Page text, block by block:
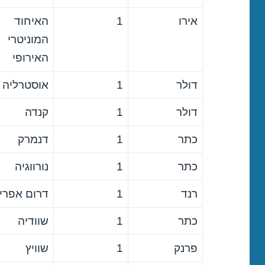
אירו 1
האיחוד
המוניטרי
האירופי
דולר 1 אוסטרליה
דולר 1 קנדה
כתר 1 דנמרק
כתר 1 נורווגיה
רנד 1 דרום
כתר 1 שוודיה
פרנק 1 שוויץ